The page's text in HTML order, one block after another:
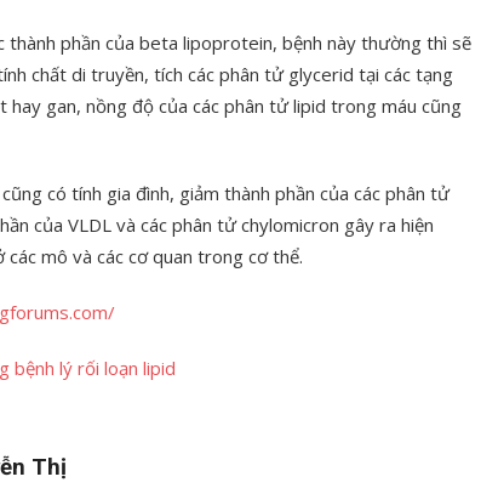
thành phần của beta lipoprotein, bệnh này thường thì sẽ
chất di truyền, tích các phân tử glycerid tại các tạng
gan, nồng độ của các phân tử lipid trong máu cũng
có tính gia đình, giảm thành phần của các phân tử
của VLDL và các phân tử chylomicron gây ra hiện
mô và các cơ quan trong cơ thể.
bệnh lý rối loạn lipid
Thị